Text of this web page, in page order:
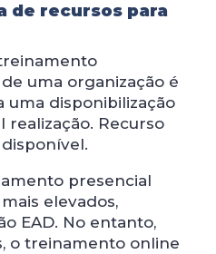
de recursos para
uma organização é
uma disponibilização
realização. Recurso
presencial
elevados,
EAD. No entanto,
o treinamento online